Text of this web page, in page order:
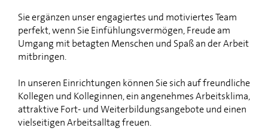
Sie ergänzen unser engagiertes und motiviertes Team
perfekt, wenn Sie Einfühlungsvermögen, Freude am
Umgang mit betagten Menschen und Spaß an der Arbeit
mitbringen.
In unseren Einrichtungen können Sie sich auf freundliche
Kollegen und Kolleginnen, ein angenehmes Arbeitsklima,
attraktive Fort- und Weiterbildungsangebote und einen
vielseitigen Arbeitsalltag freuen.